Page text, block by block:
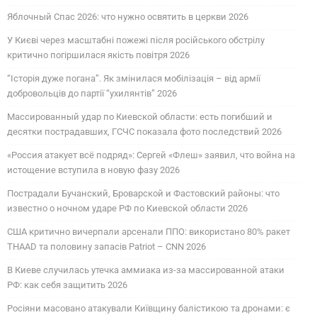
Яблочный Спас 2026: что нужно освятить в церкви 2026
У Києві через масштабні пожежі після російського обстрілу
критично погіршилася якість повітря 2026
“Історія дуже погана”. Як змінилася мобілізація – від армії
добровольців до партії “ухилянтів” 2026
Массированный удар по Киевской области: есть погибший и
десятки пострадавших, ГСЧС показала фото последствий 2026
«Россия атакует всё подряд»: Сергей «Флеш» заявил, что война на
истощение вступила в новую фазу 2026
Пострадали Бучанский, Броварской и Фастовский районы: что
известно о ночном ударе РФ по Киевской области 2026
США критично вичерпали арсенали ППО: використано 80% ракет
THAAD та половину запасів Patriot – CNN 2026
В Киеве случилась утечка аммиака из-за массированной атаки
РФ: как себя защитить 2026
Росіяни масовано атакували Київщину балістикою та дронами: є